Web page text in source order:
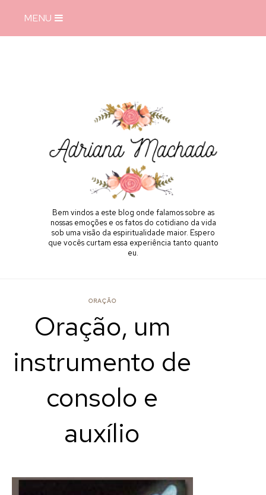
MENU
Bem vindos a este blog onde falamos sobre as
nossas emoções e os fatos do cotidiano da vida
sob uma visão da espiritualidade maior. Espero
que vocês curtam essa experiência tanto quanto
eu.
ORAÇÃO
Oração, um
instrumento de
consolo e
auxílio